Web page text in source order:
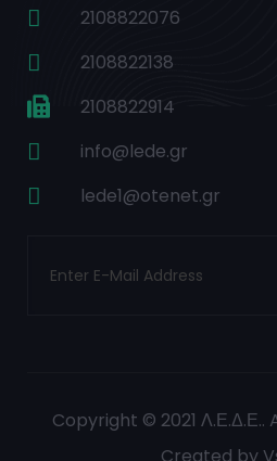
2108822076
2108822138
2108822914
info@lede.gr
lede1@otenet.gr
Copyright © 2021 Λ.Ε.Δ.Ε..